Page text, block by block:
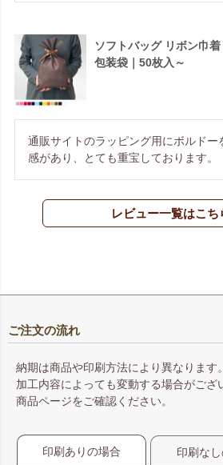
ソフトバッグ リボン巾
包装袋｜50枚入～
通販サイトのラッピング用にボルドー
感があり、とても重宝しております。
レビュー一覧はこち
ご注文の流れ
納期は商品や印刷方法により異なります
加工内容によっても変動する場合がござ
商品ページをご確認ください。
印刷ありの場合 印刷な